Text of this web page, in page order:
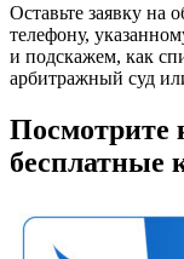
Оставьте заявку на
телефону,
и подскажем, как
арбитражный суд
Посмотрите
бесплатные